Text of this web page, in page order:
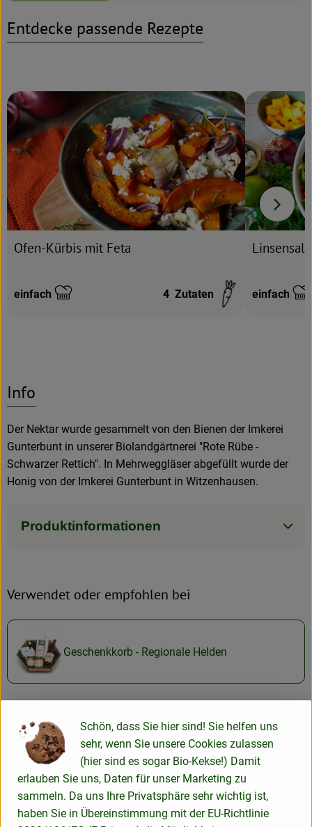
Entdecke passende Rezepte
Ofen-Kürbis mit Feta
Schwierigkeit:
einfach 4 Zutaten
Rezept zu
einfach
Info
Der Nektar wurde gesammelt von den Bienen der Imkerei
Gunterbunt in unserer Biolandgärtnerei "Rote Rübe -
Schwarzer Rettich". In Mehrweggläser abgefüllt wurde der
Honig von der Imkerei Gunterbunt in Witzenhausen.
Produktinformationen
Verwendet oder empfohlen bei
Geschenkkorb - Regionale Helden
Herkunft
Hersteller: Imkerei Gunterbunt
37318 Lindewerra Deutschland
Schön, dass Sie hier sind! Sie helfen uns
sehr, wenn Sie unsere Cookies zulassen
(hier sind es sogar Bio-Kekse!) Damit
erlauben Sie uns, Daten für unser Marketing zu
sammeln. Da uns Ihre Privatsphäre sehr wichtig ist,
haben Sie in Übereinstimmung mit der EU-Richtlinie